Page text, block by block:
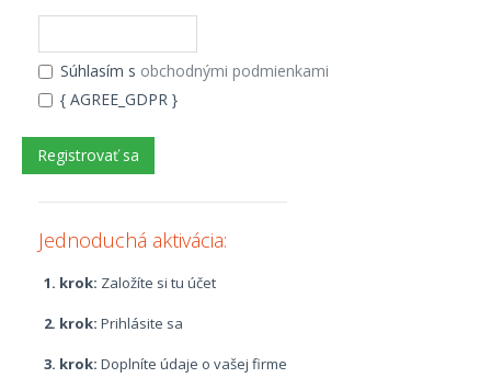
Súhlasím s obchodnými podmienkami
{ AGREE_GDPR }
Jednoduchá aktivácia:
1. krok: Založíte si tu účet
2. krok: Prihlásite sa
3. krok: Doplníte údaje o vašej firme